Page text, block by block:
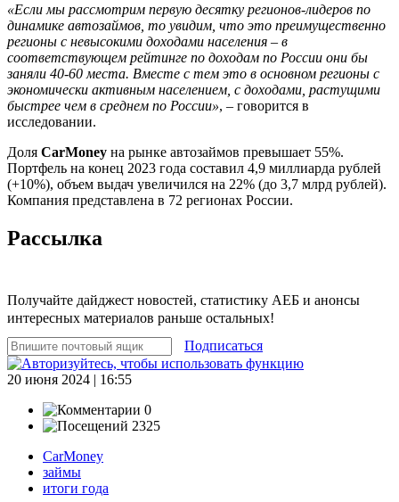
«Если мы рассмотрим первую десятку регионов-лидеров по
динамике автозаймов, то увидим, что это преимущественно
регионы с невысокими доходами населения – в
соответствующем рейтинге по доходам по России они бы
заняли 40-60 места. Вместе с тем это в основном регионы с
экономически активным населением, с доходами, растущими
быстрее чем в среднем по России», – говорится в
исследовании.
Доля CarMoney на рынке автозаймов превышает 55%.
Портфель на конец 2023 года составил 4,9 миллиарда рублей
(+10%), объем выдач увеличился на 22% (до 3,7 млрд рублей).
Компания представлена в 72 регионах России.
Рассылка
Получайте дайджест новостей, статистику АЕБ и анонсы
интересных материалов раньше остальных!
Подписаться
20 июня 2024 | 16:55
0
2325
CarMoney
займы
итоги года